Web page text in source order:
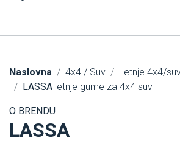
Naslovna 4x4 / Suv
Letnje 4x4/
LASSA letnje gume za 4x4 suv
O BRENDU
LASSA